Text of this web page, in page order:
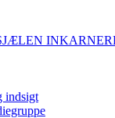
indsigt